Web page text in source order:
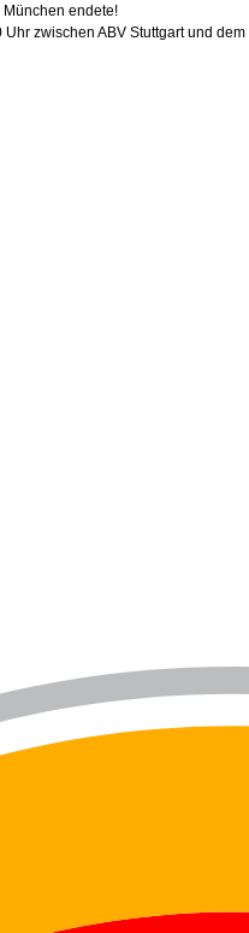
endete!
zwischen ABV Stuttgart und